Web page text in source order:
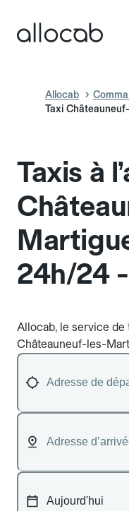
Allocab
Taxi
Taxis à
24h/24
Allocab, le service
Châteauneuf-les-